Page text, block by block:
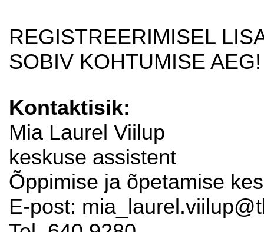
REGISTREERIMISEL
SOBIV KOHTUMISE AEG!
Kontaktisik:
Mia Laurel Viilup
keskuse assistent
Õppimise ja õpetamise
E-post: